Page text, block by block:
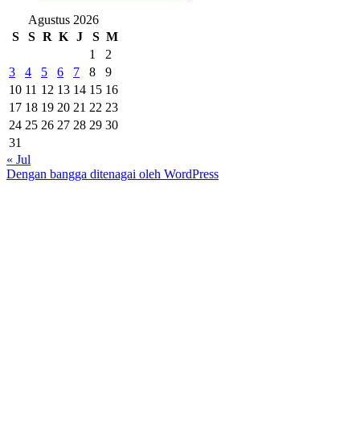
Agustus 2026
S
S R K J S M
1
2
3
4 5 6 7 8
9
10 11 12 13 14 15 16
17 18 19 20 21 22 23
24 25 26 27 28 29 30
31
« Jul
Dengan bangga ditenagai oleh WordPress